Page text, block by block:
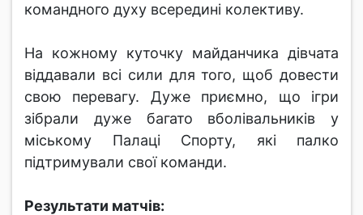
командного духу всередині колективу.
На кожному куточку майданчика дівчата
віддавали всі сили для того, щоб довести
свою перевагу. Дуже приємно, що ігри
зібрали дуже багато вболівальників у
міському Палаці Спорту, які палко
підтримували свої команди.
Результати матчів: